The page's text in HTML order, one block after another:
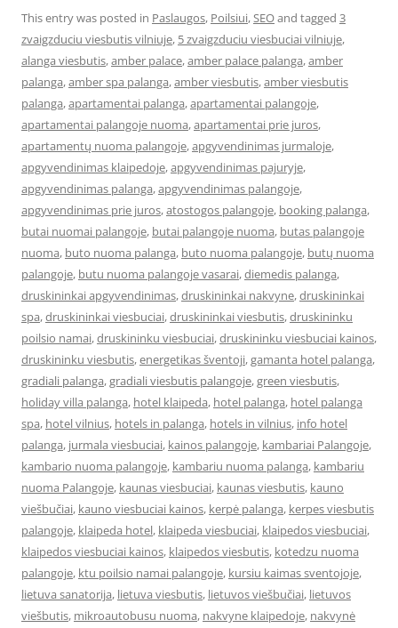
This entry was posted in Paslaugos, Poilsiui,SEOand tagged 3
zvaigzduciu viesbutis vilniuje, 5 zvaigzduciu viesbuciai vilniuje,
alanga viesbutis,amber palace,amber palace palanga,amber
palanga,amber spa palanga,amber viesbutis,amber viesbutis
palanga,apartamentai palanga,apartamentai palangoje,
apartamentai palangoje nuoma,apartamentai prie juros,
apartamentų nuoma palangoje,apgyvendinimas jurmaloje,
apgyvendinimas klaipedoje,apgyvendinimas pajuryje,
apgyvendinimas palanga,apgyvendinimas palangoje,
apgyvendinimas prie juros,atostogos palangoje, booking palanga,
butai nuomai palangoje, butai palangoje nuoma, butas palangoje
nuoma, buto nuoma palanga, buto nuoma palangoje, butų nuoma
palangoje, butu nuoma palangoje vasarai,diemedis palanga,
druskininkai apgyvendinimas,druskininkai nakvyne,druskininkai
spa,druskininkai viesbuciai,druskininkai viesbutis,druskininku
poilsio namai,druskininku viesbuciai,druskininku viesbuciai kainos,
druskininku viesbutis,energetikas šventoji,gamanta hotel palanga,
gradiali palanga,gradiali viesbutis palangoje,green viesbutis,
holiday villa palanga, hotel klaipeda, hotel palanga, hotel palanga
spa, hotel vilnius, hotels in palanga, hotels in vilnius, info hotel
palanga, jurmala viesbuciai, kainos palangoje, kambariai Palangoje,
kambario nuoma palangoje, kambariu nuoma palanga, kambariu
nuoma Palangoje, kaunas viesbuciai, kaunas viesbutis, kauno
viešbučiai, kauno viesbuciai kainos, kerpė palanga, kerpes viesbutis
palangoje, klaipeda hotel, klaipeda viesbuciai, klaipedos viesbuciai,
klaipedos viesbuciai kainos, klaipedos viesbutis, kotedzu nuoma
palangoje, ktu poilsio namai palangoje, kursiu kaimas sventojoje,
lietuva sanatorija, lietuva viesbutis, lietuvos viešbučiai, lietuvos
viešbutis, mikroautobusu nuoma, nakvyne klaipedoje, nakvynė